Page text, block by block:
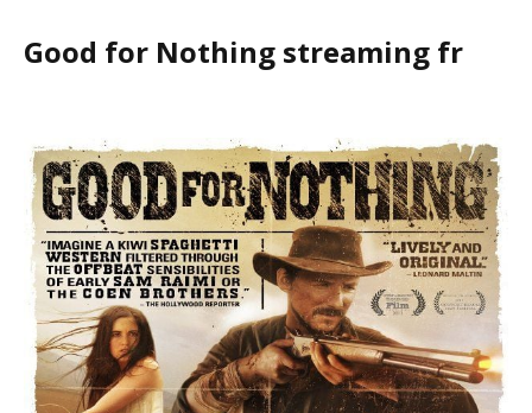
Good for Nothing streaming fr